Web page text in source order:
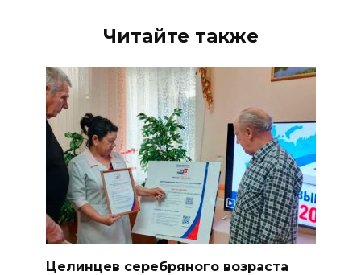
Читайте также
Целинцев серебряного возраста